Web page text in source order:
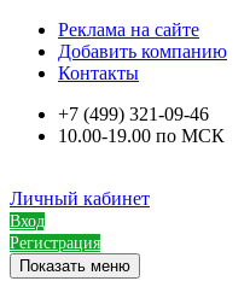
Реклама на сайте
Добавить компанию
Контакты
+7 (499) 321-09-46
10.00-19.00 по МСК
Личный кабинет
Вход
Регистрация
Показать меню